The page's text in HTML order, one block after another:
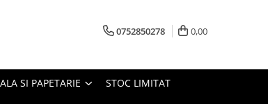
0752850278 0,00
SI PAPETARIE STOC LIMITAT